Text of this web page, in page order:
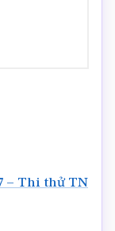
– Thi thử TN